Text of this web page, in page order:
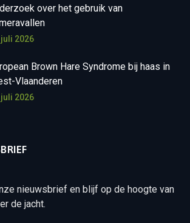
over het gebruik van
juli 2026
Brown Hare Syndrome bij haas in
Vlaanderen
juli 2026
nieuwsbrief en blijf op de hoogte van
de jacht.